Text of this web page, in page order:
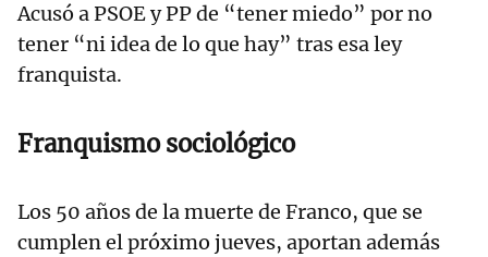
Acusó a PSOE y PP de “tener miedo” por no
tener “ni idea de lo que hay” tras esa ley
franquista.
Franquismo sociológico
Los 50 años de la muerte de Franco, que se
cumplen el próximo jueves, aportan además